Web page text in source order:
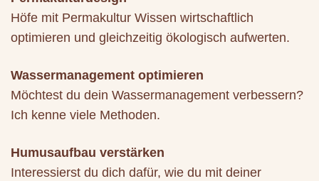
Höfe mit Permakultur Wissen wirtschaftlich
optimieren und gleichzeitig ökologisch aufwerten.
Wassermanagement optimieren
Möchtest du dein Wassermanagement verbessern?
Ich kenne viele Methoden.
Humusaufbau verstärken
Interessierst du dich dafür, wie du mit deiner